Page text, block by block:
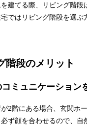
建てる際、リビング階
ではリビング階段を選ぶ
階段のメリット
ミュニケーション
2階にある場合、玄関ホ
ず顔を合わせるので、